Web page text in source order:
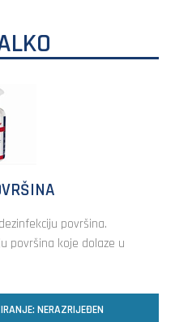
površina.
površina koje dolaze u
NERAZRIJEĐEN